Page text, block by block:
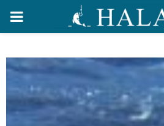
PRIMARY